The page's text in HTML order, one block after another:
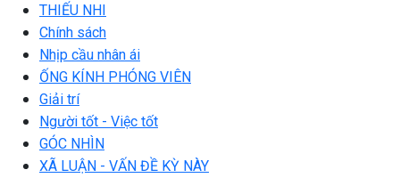
THIẾU NHI
Chính sách
Nhịp cầu nhân ái
ỐNG KÍNH PHÓNG VIÊN
Giải trí
Người tốt - Việc tốt
GÓC NHÌN
XÃ LUẬN - VẤN ĐỀ KỲ NÀY